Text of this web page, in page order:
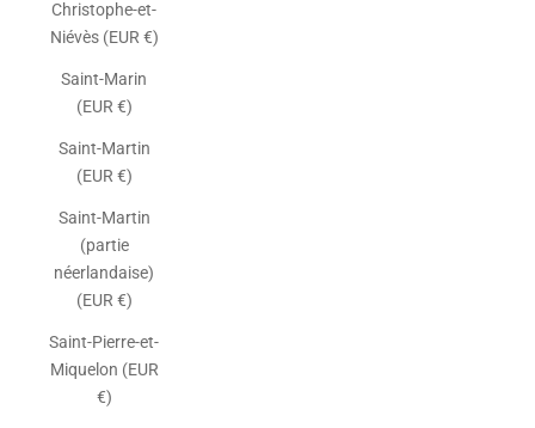
Christophe-et-
Niévès (EUR €)
Saint-Marin
(EUR €)
Saint-Martin
(EUR €)
Saint-Martin
(partie
néerlandaise)
(EUR €)
Saint-Pierre-et-
Miquelon (EUR
€)